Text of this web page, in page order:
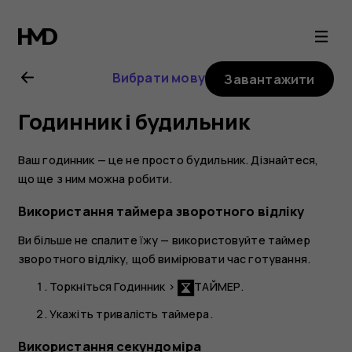
Nokia
4.2
user
guide
Вибрати мову Завантажити
Годинник і будильник
Ваш годинник — це не просто будильник. Дізнайтеся,
що ще з ним можна робити.
Використання таймера зворотного відліку
Ви більше не спалите їжу — використовуйте таймер
зворотного відліку, щоб вимірювати час готування.
ТоркнітьсяГодинник > ТАЙМЕР.
Укажіть тривалість таймера.
Використання секундоміра